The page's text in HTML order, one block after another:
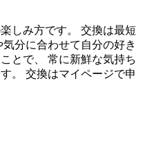
しみ方です。 交換は最短
分に合わせて自分の好き
とで、 常に新鮮な気持ち
。 交換はマイページで申